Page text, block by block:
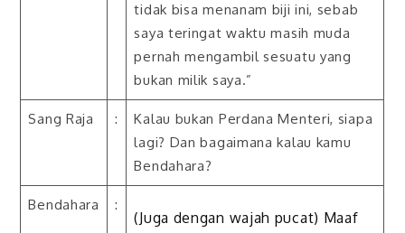
tidak bisa menanam biji ini, sebab
saya teringat waktu masih muda
pernah mengambil sesuatu yang
bukan milik saya.”
Sang Raja :
Kalau bukan Perdana Menteri, siapa
lagi? Dan bagaimana kalau kamu
Bendahara?
Bendahara :
(Juga dengan wajah pucat) Maaf